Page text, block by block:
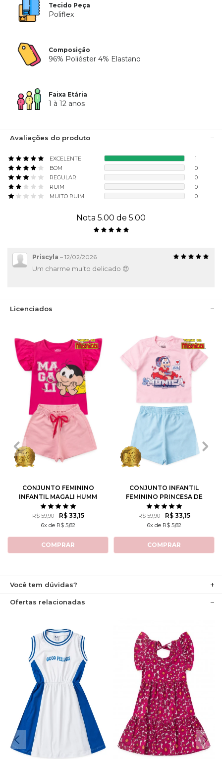
Tecido Peça
Poliflex
Composição
96% Poliéster 4% Elastano
Faixa Etária
1 à 12 anos
Avaliações do produto
EXCELENTE
1
BOM
0
REGULAR
0
RUIM
0
MUITO RUIM
0
Nota 5.00 de 5.00
Priscyla – 12/02/2026
Um charme muito delicado 😍
Licenciados
1 6
CONJUNTO FEMININO
INFANTIL MAGALI HUMM
AMO MELANCIA- TURMA
DA MÔNICA
R$ 59,90 R$ 33,15
6x de R$ 5,82
COMPRAR
1 6
10
CONJUNTO INFANTIL
FEMININO PRINCESA DE
ATITUDE - TURMA DA
MÔNICA
R$ 59,90 R$ 33,15
6x de R$ 5,82
COMPRAR
Você tem dúvidas?
Ofertas relacionadas